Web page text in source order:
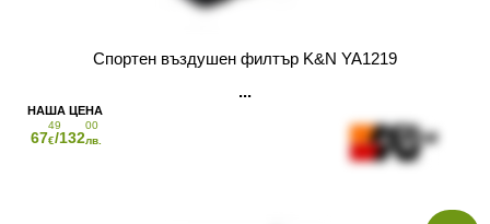
Спортен въздушен филтър K&N YA1219
67
49
€/132
00
лв.